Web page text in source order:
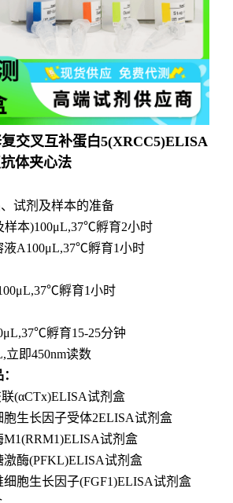
交叉互补蛋白5(XRCC5)ELISA
体夹心法
试剂及样本的准备
样本)100μL,37℃孵育2小时
液A100μL,37℃孵育1小时
孵育1小时
孵育15-25分钟
立即450nm读数
(αCTx)ELISA试剂盒
胞生长因子受体2ELISA试剂盒
M1(RRM1)ELISA试剂盒
激酶(PFKL)ELISA试剂盒
胞生长因子(FGF1)ELISA试剂盒